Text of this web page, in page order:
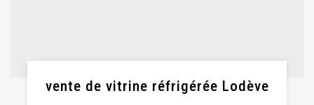
vente de vitrine réfrigérée Lodève